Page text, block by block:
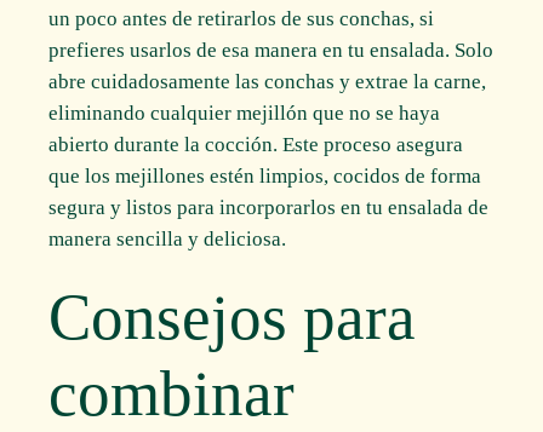
un poco antes de retirarlos de sus conchas, si
prefieres usarlos de esa manera en tu ensalada. Solo
abre cuidadosamente las conchas y extrae la carne,
eliminando cualquier mejillón que no se haya
abierto durante la cocción. Este proceso asegura
que los mejillones estén limpios, cocidos de forma
segura y listos para incorporarlos en tu ensalada de
manera sencilla y deliciosa.
Consejos para
combinar